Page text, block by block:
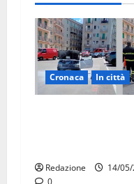
Cronaca In città
Redazione
14/
0